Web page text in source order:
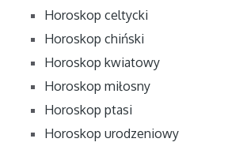
Horoskop celtycki
Horoskop chiński
Horoskop kwiatowy
Horoskop miłosny
Horoskop ptasi
Horoskop urodzeniowy